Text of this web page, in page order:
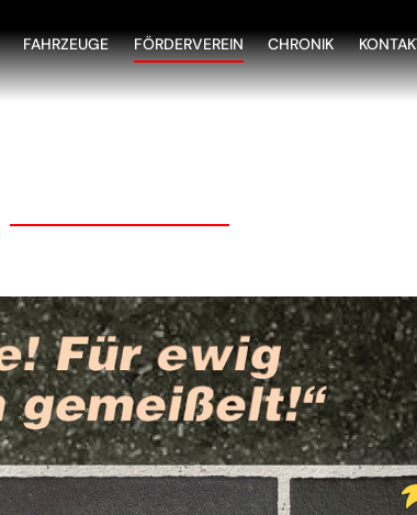
FAHRZEUGE FÖRDERVEREIN CHRONIK